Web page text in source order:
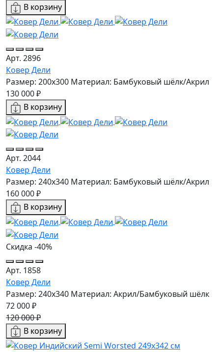
В корзину
Арт. 2896
Ковер Дели
Размер: 200x300 Материал: Бамбуковый шёлк/Акрил
130 000 ₽
В корзину
Арт. 2044
Ковер Дели
Размер: 240x340 Материал: Бамбуковый шёлк/Акрил
160 000 ₽
В корзину
Скидка -40%
Арт. 1858
Ковер Дели
Размер: 240x340 Материал: Акрил/Бамбуковый шёлк
72 000 ₽
120 000 ₽
В корзину